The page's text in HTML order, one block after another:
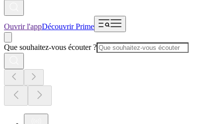
Ouvrir l'appDécouvrir Prime
Que souhaitez-vous écouter ?